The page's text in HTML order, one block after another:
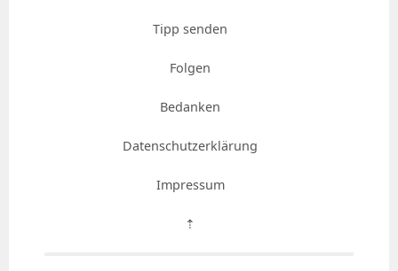
Tipp senden
Folgen
Bedanken
Datenschutzerklärung
Impressum
⇡